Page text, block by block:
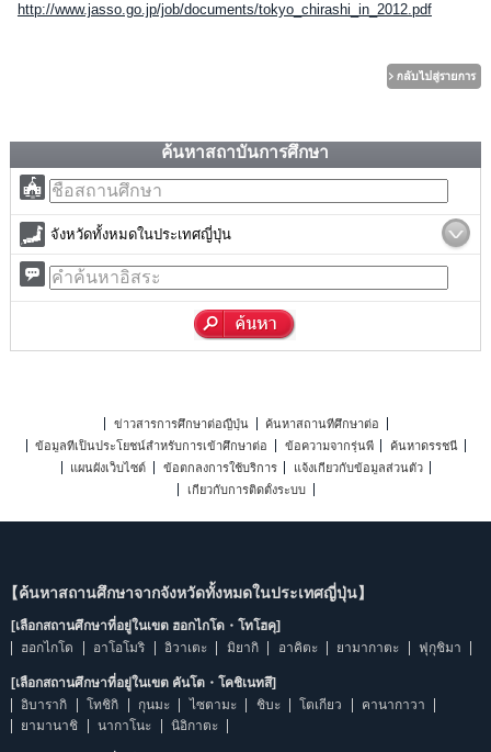
http://www.jasso.go.jp/job/documents/tokyo_chirashi_in_2012.pdf
ค้นหาสถาบันการศึกษา
จังหวัดทั้งหมดในประเทศญี่ปุ่น
ข่าวสารการศึกษาต่อญี่ปุ่น
ค้นหาสถานที่ศึกษาต่อ
ข้อมูลที่เป็นประโยชน์สำหรับการเข้าศึกษาต่อ
ข้อความจากรุ่นพี่
ค้นหาดรรชนี
แผนผังเว็บไซต์
ข้อตกลงการใช้บริการ
แจ้งเกี่ยวกับข้อมูลส่วนตัว
เกี่ยวกับการติดตั้งระบบ
【ค้นหาสถานศึกษาจากจังหวัดทั้งหมดในประเทศญี่ปุ่น】
[เลือกสถานศึกษาที่อยู่ในเขต ฮอกไกโด・โทโฮคุ]
ฮอกไกโด
อาโอโมริ อิวาเตะ มิยากิ อาคิตะ ยามากาตะ ฟุกุชิมา
[เลือกสถานศึกษาที่อยู่ในเขต คันโต・โคชิเนทสึ]
อิบารากิ
โทชิกิ กุนมะ ไซตามะ ชิบะ โตเกียว
คานากาวา
ยามานาชิ
นากาโนะ นิอิกาตะ